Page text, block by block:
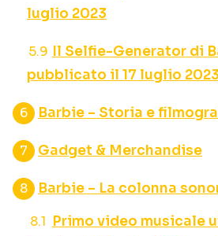
luglio 2023
Il Selfie-Generator di
pubblicato il 17 luglio 2023
Barbie – Storia e
Gadget & Merchandise
Barbie – La colonna
Primo video musicale